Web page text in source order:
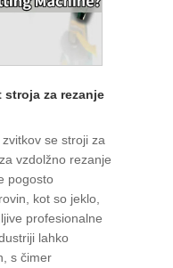
za rezanje
se stroji za
vzdolžno rezanje
pogosto
kot so jeklo,
profesionalne
lahko
s čimer